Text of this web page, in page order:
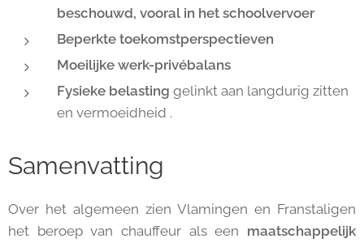
beschouwd, vooral in het schoolvervoer
Beperkte toekomstperspectieven
Moeilijke werk-privébalans
Fysieke belasting gelinkt aan langdurig zitten
en vermoeidheid .
Samenvatting
Over het algemeen zien Vlamingen en Franstaligen
het beroep van chauffeur als een maatschappelijk